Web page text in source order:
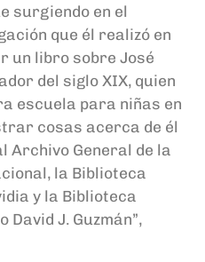
surgiendo en el
que él realizó en
un libro sobre José
del siglo XIX, quien
escuela para niñas en
cosas acerca de él
Archivo General de la
la Biblioteca
y la Biblioteca
David J. Guzmán”,